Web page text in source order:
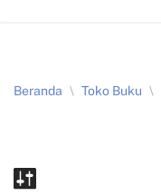
Beranda \ Toko Buku \